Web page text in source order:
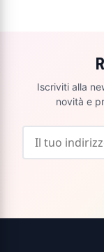
Iscriviti alla
novità e